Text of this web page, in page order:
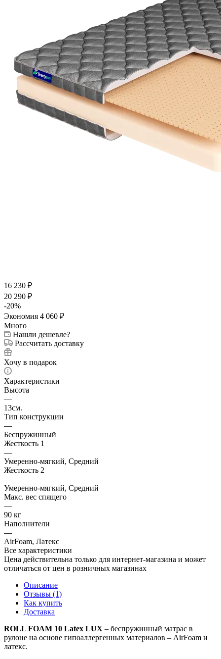
16 230 ₽
20 290 ₽
-20%
Экономия 4 060 ₽
Много
Нашли дешевле?
Рассчитать доставку
Хочу в подарок
Характеристики
Высота
—
13см.
Тип конструкции
—
Беспружинный
Жесткость 1
—
Умеренно-мягкий, Средний
Жесткость 2
—
Умеренно-мягкий, Средний
Макс. вес спящего
—
90 кг
Наполнители
—
AirFoam, Латекс
Все характеристики
Цена действительна только для интернет-магазина и может
отличаться от цен в розничных магазинах
Описание
Отзывы (1)
Как купить
Доставка
ROLL FOAM 10 Latex LUX – беспружинный матрас в
рулоне на основе гипоаллергенных материалов – AirFoam и
латекс.